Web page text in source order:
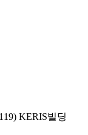
KERIS빌딩